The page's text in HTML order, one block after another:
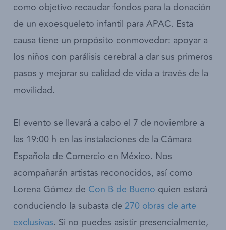
como objetivo recaudar fondos para la donación
de un exoesqueleto infantil para APAC. Esta
causa tiene un propósito conmovedor: apoyar a
los niños con parálisis cerebral a dar sus primeros
pasos y mejorar su calidad de vida a través de la
movilidad.
El evento se llevará a cabo el 7 de noviembre a
las 19:00 h en las instalaciones de la Cámara
Española de Comercio en México. Nos
acompañarán artistas reconocidos, así como
Lorena Gómez de Con B de Bueno quien estará
conduciendo la subasta de 270 obras de arte
exclusivas. Si no puedes asistir presencialmente,